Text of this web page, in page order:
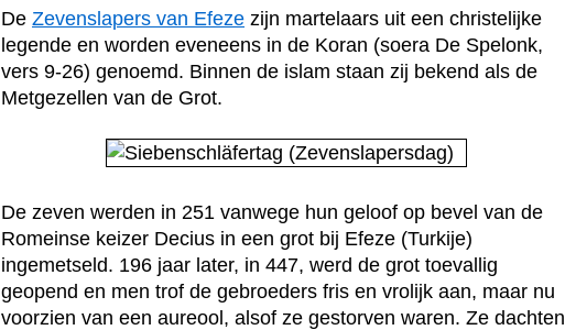
De Zevenslapers van Efeze zijn martelaars uit een christelijke
legende en worden eveneens in de Koran (soera De Spelonk,
vers 9-26) genoemd. Binnen de islam staan zij bekend als de
Metgezellen van de Grot.
De zeven werden in 251 vanwege hun geloof op bevel van de
Romeinse keizer Decius in een grot bij Efeze (Turkije)
ingemetseld. 196 jaar later, in 447, werd de grot toevallig
geopend en men trof de gebroeders fris en vrolijk aan, maar nu
voorzien van een aureool, alsof ze gestorven waren. Ze dachten